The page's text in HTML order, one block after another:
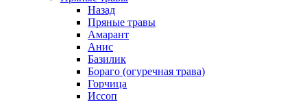
Назад
Пряные травы
Амарант
Анис
Базилик
Бораго (огуречная трава)
Горчица
Иссоп